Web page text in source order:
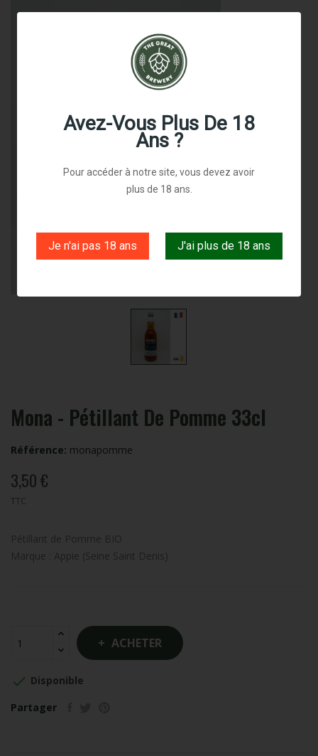
Avez-Vous Plus De 18
Ans ?
Pour accéder à notre site, vous devez avoir
plus de 18 ans.
Je n'ai pas 18 ans J'ai plus de 18 ans
Mona - Pétillant De Pomme 33cl
Référence: monapomme
3,50 €
TTC
Pétillant de Pomme BIO
Marque : Appie (Seine Saint Denis)
ACHETER
 Disponible
Partager